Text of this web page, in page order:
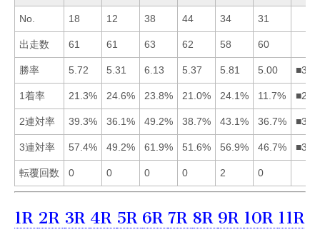
No. 18 12 38 44 34 31
出走数 61 61 63 62 58 60
勝率 5.72 5.31 6.13 5.37 5.81 5.00
1着率 21.3% 24.6% 23.8% 21.0% 24.1% 11.7%
2連対率 39.3% 36.1% 49.2% 38.7% 43.1% 36.7%
3連対率 57.4% 49.2% 61.9% 51.6% 56.9% 46.7%
転覆回数 0 0 0 0 2 0
1R 2R 3R 4R 5R 6R 7R 8R 9R 10R 11R